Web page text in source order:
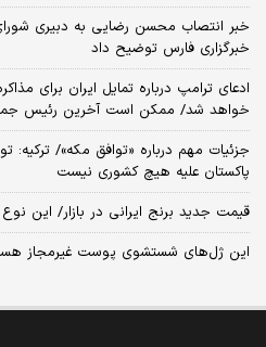
خبر انتصاب محسن رضایی به دبیری
خبرگزاری فارس توضیح داد
ادعای ترامپ درباره تمایل ایران برای
خواهد شد/ ممکن است آخرین رئیس‌
جزئیات مهم درباره «توافق مکه»/ ترکیه‌:
پاکستان علیه هیچ کشوری نیست
قیمت جدید برنج ایرانی در بازار/ این نوع برنج کیلویی
این ژل‌های شستشوی پوست غیرمجاز